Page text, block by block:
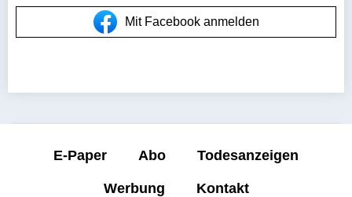
Mit Facebook anmelden
E-Paper Abo Todesanzeigen
Werbung Kontakt